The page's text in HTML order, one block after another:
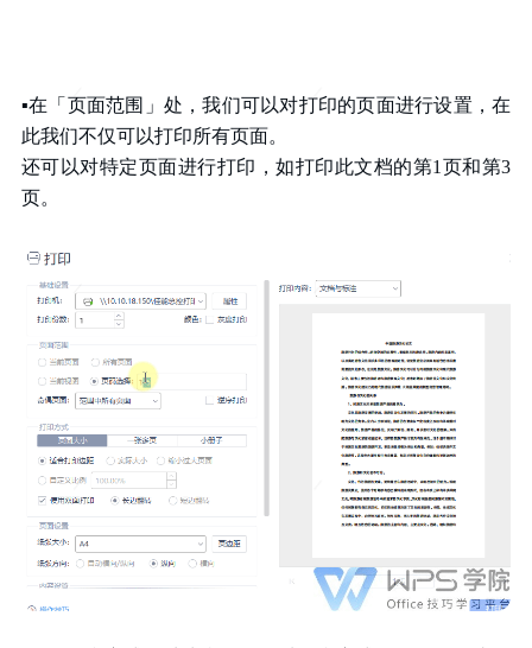
▪在「页面范围」处，我们可以对打印的页面进行设置，在
此我们不仅可以打印所有页面。
还可以对特定页面进行打印，如打印此文档的第1页和第3
页。